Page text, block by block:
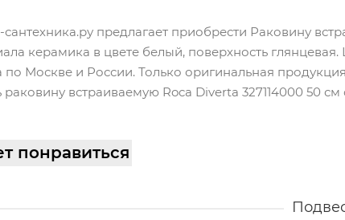
предлагает приобрести Раковину
керамика в цвете белый, поверхность
Москве и России. Только оригинальная продукция
раковину встраиваемую Roca Diverta 327114000 50
понравиться